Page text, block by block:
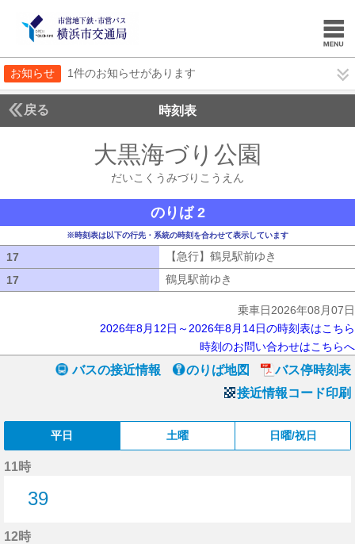
お知らせ 1件のお知らせがあります
戻る 時刻表
大黒海づり公園
だいこくうみづりこうえん
のりば 2
※時刻表は以下の行先・系統の時刻を合わせて表示しています
17 【急行】鶴見駅前ゆき
17
鶴見駅前ゆき
乗車日2026年08月07日
2026年8月12日～2026年8月14日の時刻表はこちら
時刻のお問い合わせはこちらへ
バスの接近情報 のりば地図
バス停時刻表
接近情報コード印刷
平日 土曜 日曜/祝日
11時
39
12時